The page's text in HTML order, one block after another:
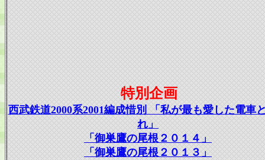
特別企画
西武鉄道2000系2001編成惜別 「私が最も愛した電車
れ」
「御巣鷹の尾根２０１４」
「御巣鷹の尾根２０１３」